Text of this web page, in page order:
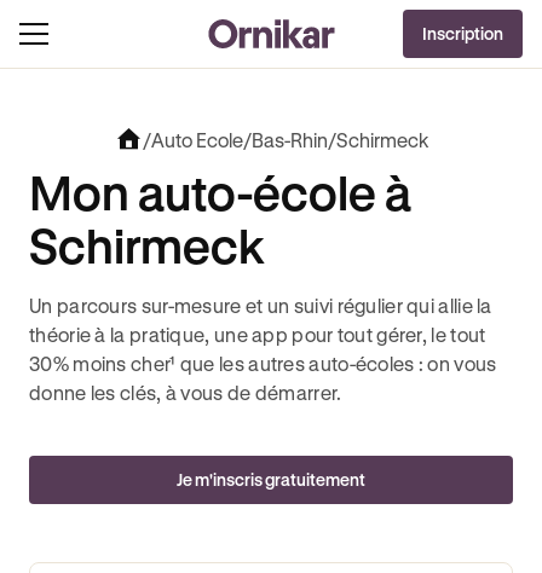
OFFRE EXCLUSIVE
+ 3 MOIS DEEZER PREMIUM OFFERTS* !JUSQU’À 170€ OFFERTS AVECJ'EN PROFITE !
Inscription
/Auto Ecole/Bas-Rhin/Schirmeck
Mon auto-école à
Schirmeck
Un parcours sur-mesure et un suivi régulier qui allie la
théorie à la pratique, une app pour tout gérer, le tout
30% moins cher¹ que les autres auto-écoles : on vous
donne les clés, à vous de démarrer.
Je m'inscris gratuitement